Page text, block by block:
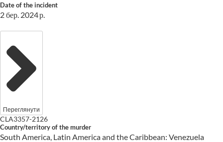
Date of the incident
2 бер. 2024 р.
Переглянути
CLA3357-2126
Country/territory of the murder
South America, Latin America and the Caribbean: Venezuela